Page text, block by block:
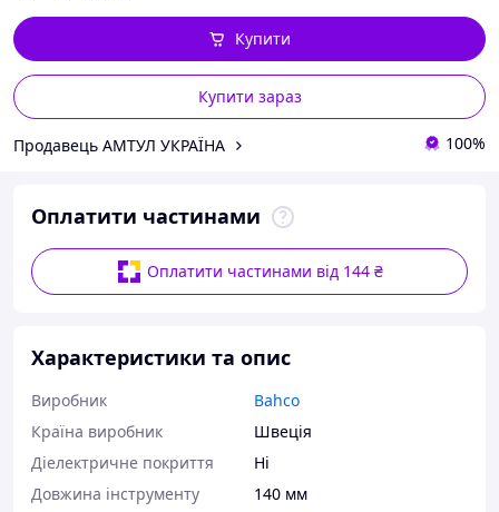
Купити зараз
Купити
Продавець АМТУЛ УКРАЇНА 100%
Оплатити частинами
Оплатити частинами від 144 ₴
Характеристики та опис
Виробник
Bahco
Країна виробник
Швеція
Діелектричне покриття
Ні
Довжина інструменту
140 мм